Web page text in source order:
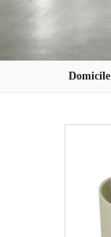
Domicile